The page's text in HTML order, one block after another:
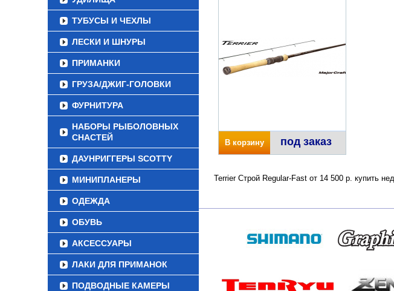
ТУБУСЫ И ЧЕХЛЫ
ЛЕСКИ И ШНУРЫ
ПРИМАНКИ
ГРУЗА/ДЖИГ-ГОЛОВКИ
ФУРНИТУРА
НАБОРЫ РЫБОЛОВНЫХ
СНАСТЕЙ
ДАУНРИГГЕРЫ SCOTTY
МИНИПЛАНЕРЫ
ОДЕЖДА
ОБУВЬ
АКСЕССУАРЫ
ЛАКИ ДЛЯ ПРИМАНОК
ПОДВОДНЫЕ КАМЕРЫ
В корзину под заказ
Terrier Строй Regular-Fast от 14 500 р. купить